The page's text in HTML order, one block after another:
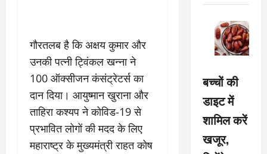
गौरतलब है कि अक्षय कुमार और
उनकी पत्नी ट्विंकल खन्ना ने
100 ऑक्सीजन कंसंट्रेटर्स का
दान दिया। आयुष्मान खुराना और
ताहिरा कश्यप ने कोविड-19 से
प्रभावित लोगों की मदद के लिए
महाराष्ट्र के मुख्यमंत्री राहत कोष
बच्चों की
डाइट में
शामिल करें
खजूर,